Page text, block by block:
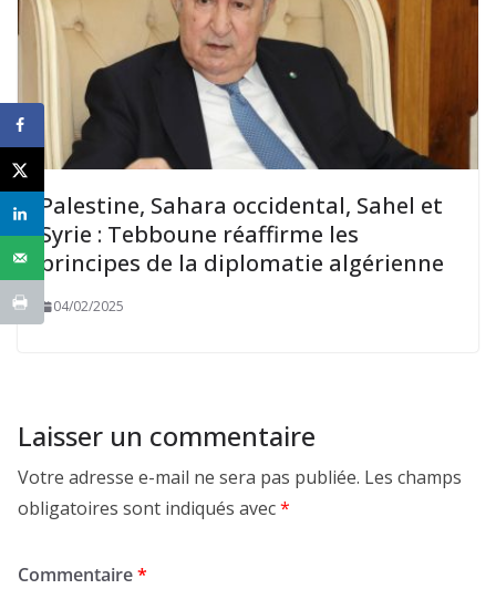
Palestine, Sahara occidental, Sahel et
Syrie : Tebboune réaffirme les
principes de la diplomatie algérienne
04/02/2025
Laisser un commentaire
Votre adresse e-mail ne sera pas publiée. Les champs
obligatoires sont indiqués avec*
Commentaire*